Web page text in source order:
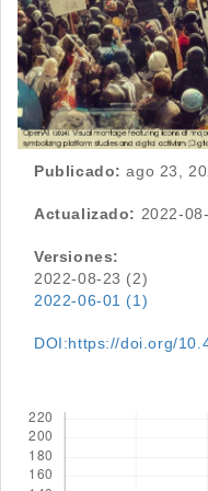
Publicado: ago 23,
Actualizado: 2022-
Versiones:
2022-08-23 (2)
2022-06-01 (1)
DOI:https://doi.org/